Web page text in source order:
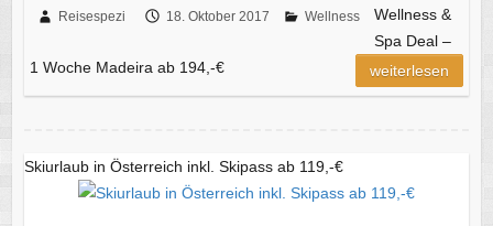
Reisespezi 18. Oktober 2017 Wellness
Wellness &
Spa Deal –
1 Woche Madeira ab 194,-€
weiterlesen
Skiurlaub in Österreich inkl. Skipass ab 119,-€